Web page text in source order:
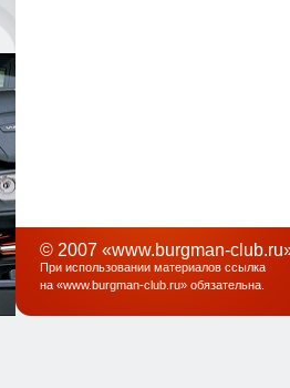
© 2007 «www.burgman-
При использовании материалов ссылка
на «www.burgman-club.ru» обязательна